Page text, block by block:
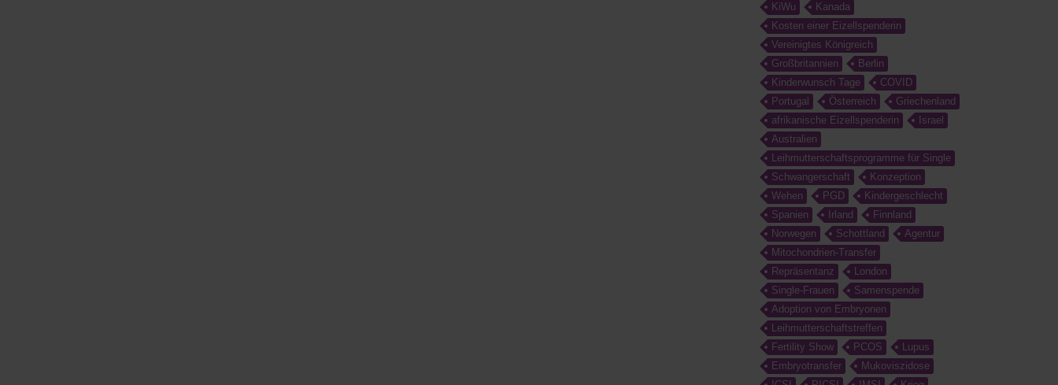
KiWu
Kanada
Kosten einer Eizellspenderin
Vereinigtes Königreich
Großbritannien
Berlin
Kinderwunsch Tage
COVID
Portugal
Österreich
Griechenland
afrikanische Eizellspenderin
Israel
Australien
Leihmutterschaftsprogramme für Single
Schwangerschaft
Konzeption
Wehen
PGD
Kindergeschlecht
Spanien
Irland
Finnland
Norwegen
Schottland
Agentur
Mitochondrien-Transfer
Repräsentanz
London
Single-Frauen
Samenspende
Adoption von Embryonen
Leihmutterschaftstreffen
Fertility Show
PCOS
Lupus
Embryotransfer
Mukoviszidose